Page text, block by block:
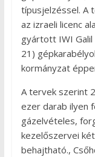
típusjelzéssel. A
az izraeli licenc
gyártott IWI Galil
21)
kormányzat
A tervek szerint
ezer darab ilyen
gázelvételes,
kezelőszervei
behajtható.,